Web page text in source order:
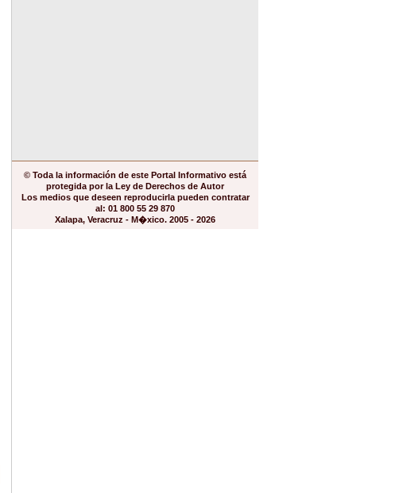
© Toda la información de este Portal Informativo está
protegida por la Ley de Derechos de Autor
Los medios que deseen reproducirla pueden contratar
al: 01 800 55 29 870
Xalapa, Veracruz - M�xico. 2005 - 2026